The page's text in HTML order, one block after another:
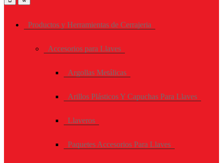
Productos y Herramientas de Cerrajeria
Accesorios para Llaves
Argollas Metálicas
Arillos Plásticos Y Capuchas Para Llaves
Llaveros
Paquetes Accesorios Para Llaves